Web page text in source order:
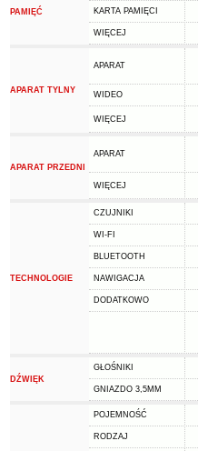
PAMIĘĆ KARTA PAMIĘCI
WIĘCEJ
APARAT TYLNY
APARAT
WIDEO
WIĘCEJ
APARAT PRZEDNI
APARAT
WIĘCEJ
TECHNOLOGIE
CZUJNIKI
WI-FI
BLUETOOTH
NAWIGACJA
DODATKOWO
DŹWIĘK
GŁOŚNIKI
GNIAZDO 3,5MM
POJEMNOŚĆ
RODZAJ